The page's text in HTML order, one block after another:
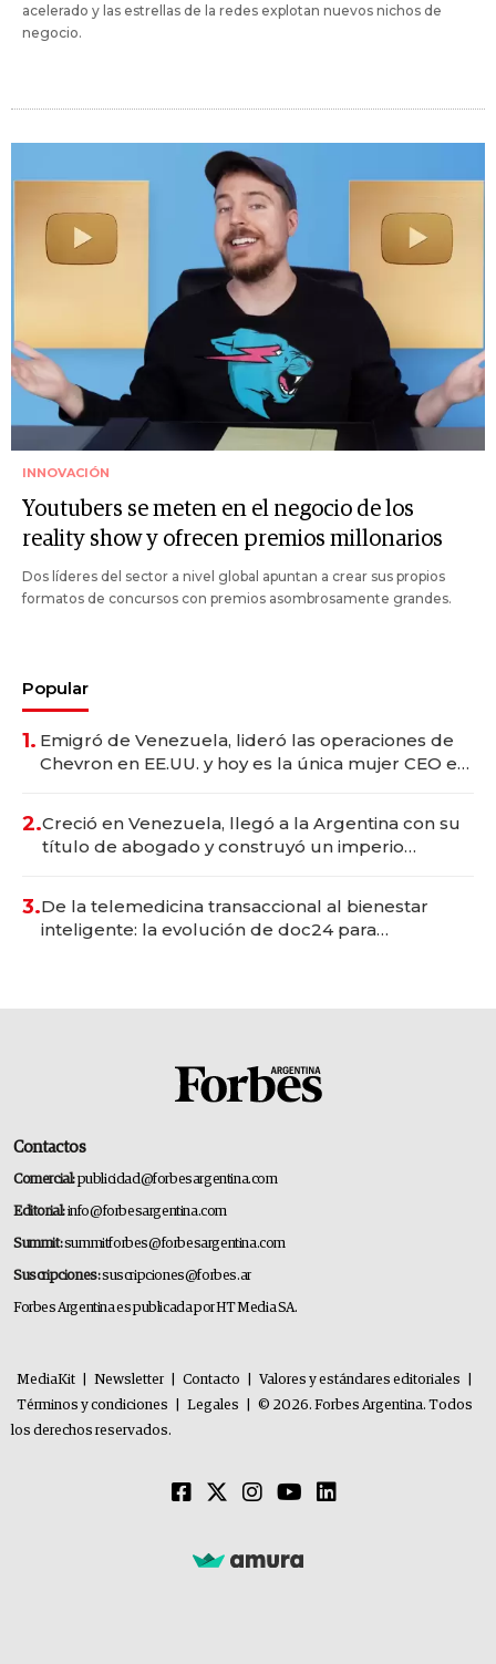
acelerado y las estrellas de la redes explotan nuevos nichos de
negocio.
INNOVACIÓN
Youtubers se meten en el negocio de los
reality show y ofrecen premios millonarios
Dos líderes del sector a nivel global apuntan a crear sus propios
formatos de concursos con premios asombrosamente grandes.
Popular
1. Emigró de Venezuela, lideró las operaciones de
Chevron en EE.UU. y hoy es la única mujer CEO en
2.Creció en Venezuela, llegó a la Argentina con su
título de abogado y construyó un imperio
3.De la telemedicina transaccional al bienestar
inteligente: la evolución de doc24 para
Contactos
Comercial:publicidad@forbesargentina.com
Editorial:info@forbesargentina.com
Summit:summitforbes@forbesargentina.com
Suscripciones:suscripciones@forbes.ar
Forbes Argentina es publicada por HT Media SA.
MediaKit Newsletter Contacto Valores y estándares editoriales
Términos y condiciones
Legales
© 2026. Forbes Argentina. Todos
los derechos reservados.